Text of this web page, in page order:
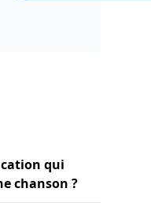
qui
chanson ?